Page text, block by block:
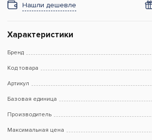
Нашли дешевле
Характеристики
Бренд
Код товара
Артикул
Базовая единица
Производитель
Максимальная цена